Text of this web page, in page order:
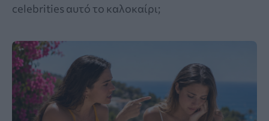
celebrities αυτό το καλοκαίρι;